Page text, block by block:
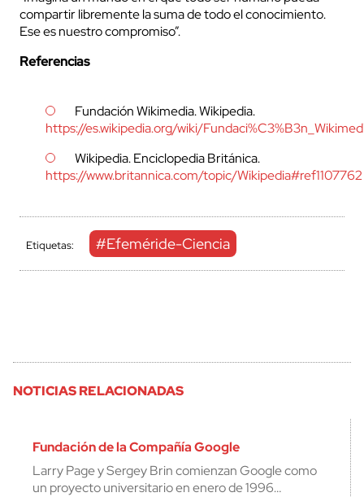
compartir libremente la suma de todo el conocimiento.
Ese es nuestro compromiso”.
Referencias
Fundación Wikimedia. Wikipedia.
https://es.wikipedia.org/wiki/
Wikipedia. Enciclopedia Británica.
https://www.britannica.com/topic/Wikipedia#ref1107762
Etiquetas: #Efeméride-Ciencia
NOTICIAS RELACIONADAS
Fundación de la Compañía Google
Larry Page y Sergey Brin comienzan Google como
un proyecto universitario en enero de 1996…